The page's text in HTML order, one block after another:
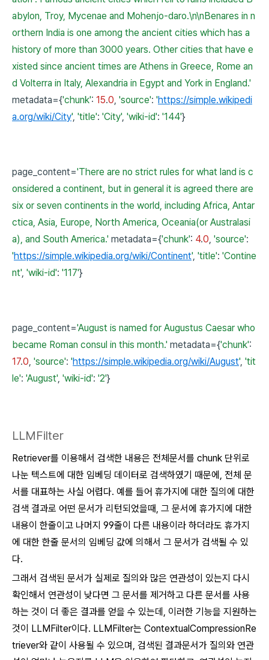
abylon, Troy, Mycenae and Mohenjo-daro.\n\nBenares in n
orthern India is one among the ancient cities which has a
history of more than 3000 years. Other cities that have e
xisted since ancient times are Athens in Greece, Rome an
d Volterra in Italy, Alexandria in Egypt and York in England.'
metadata={'chunk': 15.0, 'source': 'https://simple.wikipedi
a.org/wiki/City', 'title': 'City', 'wiki-id': '144'}
page_content='There are no strict rules for what land is c
onsidered a continent, but in general it is agreed there are
six or seven continents in the world, including Africa, Antar
ctica, Asia, Europe, North America, Oceania(or Australasi
a), and South America.' metadata={'chunk': 4.0, 'source':
'https://simple.wikipedia.org/wiki/Continent', 'title': 'Contine
nt', 'wiki-id': '117'}
page_content='August is named for Augustus Caesar who
became Roman consul in this month.' metadata={'chunk':
17.0, 'source': 'https://simple.wikipedia.org/wiki/August', 'tit
le': 'August', 'wiki-id': '2'}
LLMFilter
Retriever를 이용해서 검색한 내용은 전체문서를 chunk 단위로
나눈 텍스트에 대한 임베딩 데이터로 검색하였기 때문에, 전체 문
서를 대표하는 사실 어렵다. 예를 들어 휴가지에 대한 질의에 대한
검색 결과로 어떤 문서가 리턴되었을때, 그 문서에 휴가지에 대한
내용이 한줄이고 나머지 99줄이 다른 내용이라 하더라도 휴가지
에 대한 한줄 문서의 임베딩 값에 의해서 그 문서가 검색될 수 있
다.
그래서 검색된 문서가 실제로 질의와 많은 연관성이 있는지 다시
확인해서 연관성이 낮다면 그 문서를 제거하고 다른 문서를 사용
하는 것이 더 좋은 결과를 얻을 수 있는데, 이러한 기능을 지원하는
것이 LLMFilter이다. LLMFilter는 ContextualCompressionRe
triever와 같이 사용될 수 있으며, 검색된 결과문서가 질의와 연관